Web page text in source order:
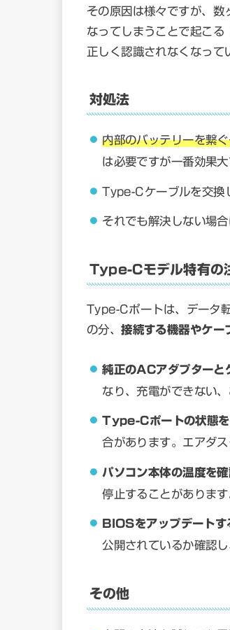
その原因は様々ですが、数
なってしまうことで起こる
正しく認識されなくなって
対処法
内部のバッテリーを繋
は必要ですが一番効果大
Type-Cケーブルを交換
それでも解決しない場
Type-Cモデル特有の
Type-Cポートは、データ
の分、接続する機器やケー
純正のACアダプターと
なり、充電ができない
Type-Cポートの状態を
合があります。エアダ
パソコン本体の温度を
停止することがあります
BIOSをアップデートす
公開されているか確認
その他